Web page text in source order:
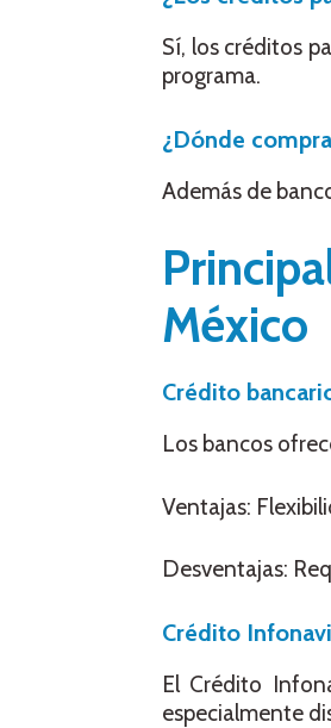
Sí, los créditos
programa.
¿Dónde
Además de
México
Crédito
Los bancos
Ventajas:
Desventajas:
Crédito
El Crédito
especialmente